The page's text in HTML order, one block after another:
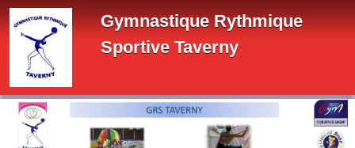
Gymnastique Rythmique
Sportive Taverny
Panneau de gestion des cookies